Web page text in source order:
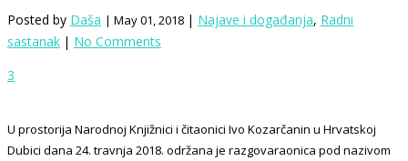
Posted by Daša | May 01, 2018 | Najave i događanja, Radni
sastanak | No Comments
3
U prostorija Narodnoj Knjižnici i čitaonici Ivo Kozarčanin u Hrvatskoj
Dubici dana 24. travnja 2018. održana je razgovaraonica pod nazivom